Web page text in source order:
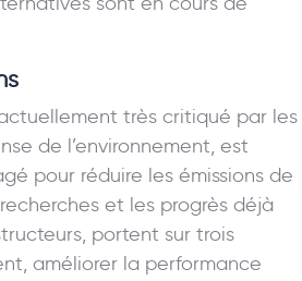
très critiqué par les
de l’environnement, est
pour réduire les émissions de
et les progrès déjà
portent sur trois
améliorer la performance